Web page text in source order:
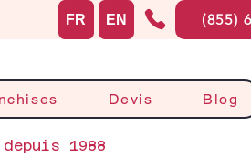
Devis Blog
1988
FR EN (855)